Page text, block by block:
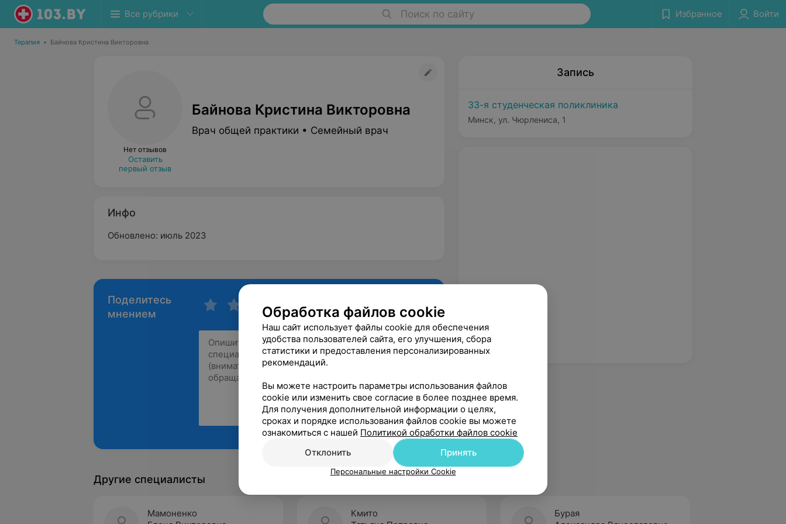
Все рубрики Поиск по сайту Избранное Войти
Терапия • Байнова Кристина Викторовна
Нет отзывов
Оставить
первый отзыв
Байнова Кристина Викторовна
Врач общей практики • Семейный врач
Инфо
Обновлено: июль 2023
Поделитесь
мнением
Рекомендую
Запись
33-я студенческая поликлиника
Минск, ул. Чюрлениса, 1
Другие специалисты
Мамоненко
Кмито
Бурая
Обработка файлов cookie
Наш сайт использует файлы cookie для обеспечения
удобства пользователей сайта, его улучшения, сбора
статистики и предоставления персонализированных
рекомендаций.
Вы можете настроить параметры использования файлов
cookie или изменить свое согласие в более позднее время.
Для получения дополнительной информации о целях,
сроках и порядке использования файлов cookie вы можете
ознакомиться с нашей Политикой обработки файлов cookie
Отклонить
Принять
Персональные настройки Cookie